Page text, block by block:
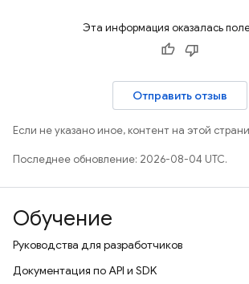
Эта информация оказалась
Отправить отзыв
Если не указано иное, контент на этой
Последнее обновление: 2026-08-04 UTC.
Обучение
Руководства для разработчиков
Документация по API и SDK